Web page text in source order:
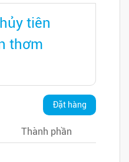
tiên
thơm
Đặt hàng
ngay
Thành phần